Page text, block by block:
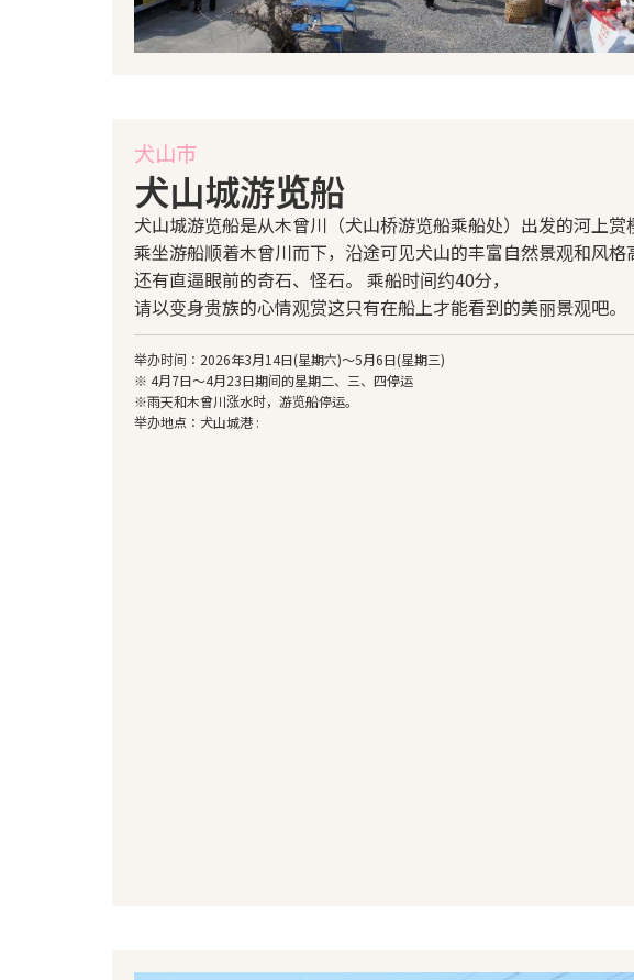
犬山市
犬山城游览船
犬山城游览船是从木曾川（犬山桥游览船乘船处）出发的河上赏
乘坐游船顺着木曾川而下，沿途可见犬山的丰富自然景观和风格
还有直逼眼前的奇石、怪石。 乘船时间约40分，
请以变身贵族的心情观赏这只有在船上才能看到的美丽景观吧。
举办时间：2026年3月14日(星期六)～5月6日(星期三)
※ 4月7日～4月23日期间的星期二、三、四停运
※雨天和木曾川涨水时，游览船停运。
举办地点：犬山城港 :